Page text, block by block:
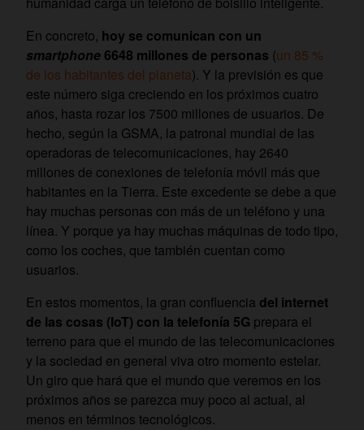
En concreto, hoy se comunican con un
smartphone 6648 millones de personas (un 85 %
de los habitantes del planeta). Y la previsión es que
este número siga creciendo en los próximos cuatro
años, hasta rozar los 7500 millones de usuarios. De
hecho, según la GSMA, la patronal mundial de las
operadoras de telecomunicaciones, hay 2640
millones de conexiones de telefonía móvil más que
habitantes en la Tierra. Este excedente se debe a que
hay muchas personas con más de un teléfono y una
línea. Y porque ya hay muchas máquinas de todo tipo,
como los coches, que también cuentan como
usuarios.
En estos momentos, la gran confluencia del internet
de las cosas (IoT) con la telefonía 5G prepara el
terreno para que el mundo de las telecomunicaciones
y la sociedad en general viva otro momento estelar.
Un giro que hará que el mundo que veremos en los
próximos años se parezca muy poco al actual, al
menos en términos tecnológicos.